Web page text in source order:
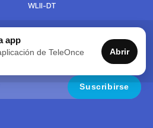
WLII-DT
lo que pasa en TeleOnce,
Suscribirse
app
de TeleOnce
Abrir